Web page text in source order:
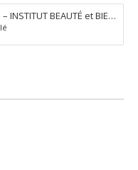
INSTITUT BEAUTÉ et BIEN